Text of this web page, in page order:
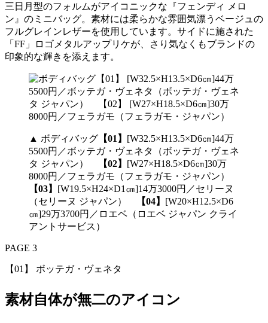
三日月型のフォルムがアイコニックな『フェンディ メロ
ン』のミニバッグ。素材には柔らかな雰囲気漂うベージュの
フルグレインレザーを使用しています。サイドに施された
「FF」ロゴメタルアップリケが、さり気なくもブランドの
印象的な輝きを添えます。
▲ ボディバッグ 【01】 [W32.5×H13.5×D6㎝]44万
5500円／ボッテガ・ヴェネタ（ボッテガ・ヴェネ
タ ジャパン）
【02】 [W27×H18.5×D6㎝]30万
8000円／フェラガモ（フェラガモ・ジャパン）
【03】 [W19.5×H24×D1㎝]14万3000円／セリーヌ
（セリーヌ ジャパン）
【04】 [W20×H12.5×D6
㎝]29万3700円／ロエベ（ロエベ ジャパン クライ
アントサービス）
PAGE 3
【01】 ボッテガ・ヴェネタ
素材自体が無二のアイコン